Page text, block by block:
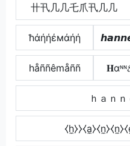
卄卂几几乇爪卂几几
ħάήήέмάήή
håññêmåññ
ｈａｎ